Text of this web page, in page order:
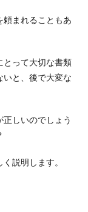
頼まれることもあ
とって大切な書類
いと、後で大変な
しいのでしょう
説明します。